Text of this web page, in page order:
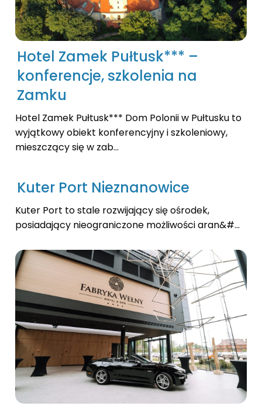
Hotel Zamek Pułtusk*** –
konferencje, szkolenia na
Zamku
Hotel Zamek Pułtusk*** Dom Polonii w Pułtusku to
wyjątkowy obiekt konferencyjny i szkoleniowy,
mieszczący się w zab...
Kuter Port Nieznanowice
Kuter Port to stale rozwijający się ośrodek,
posiadający nieograniczone możliwości aran&#...